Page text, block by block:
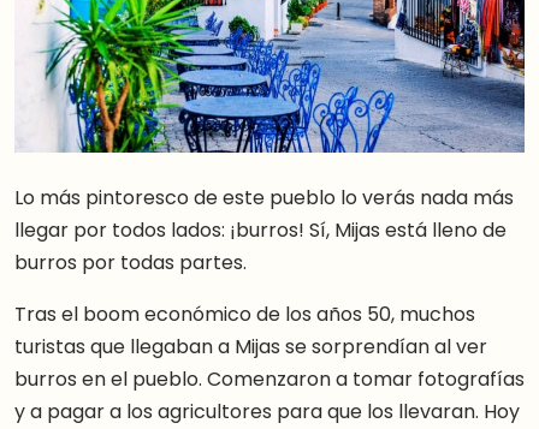
Lo más pintoresco de este pueblo lo verás nada más
llegar por todos lados: ¡burros! Sí, Mijas está lleno de
burros por todas partes.
Tras el boom económico de los años 50, muchos
turistas que llegaban a Mijas se sorprendían al ver
burros en el pueblo. Comenzaron a tomar fotografías
y a pagar a los agricultores para que los llevaran. Hoy